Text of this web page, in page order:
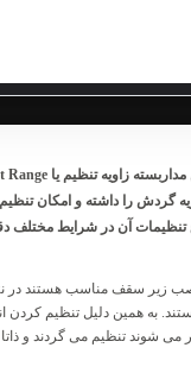
گردش را داشته و امکان
تنظیمات آن در شرایط مختلف
زیر سقف مناسب هستند در
به همین دلیل تنظیم
شوند تنظیم می گردند و ذاتا